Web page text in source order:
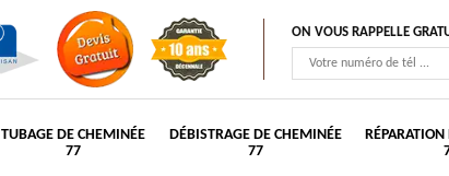
ON VOUS RAPPELLE
TUBAGE DE CHEMINÉE
77
DÉBISTRAGE DE CHEMINÉE
77